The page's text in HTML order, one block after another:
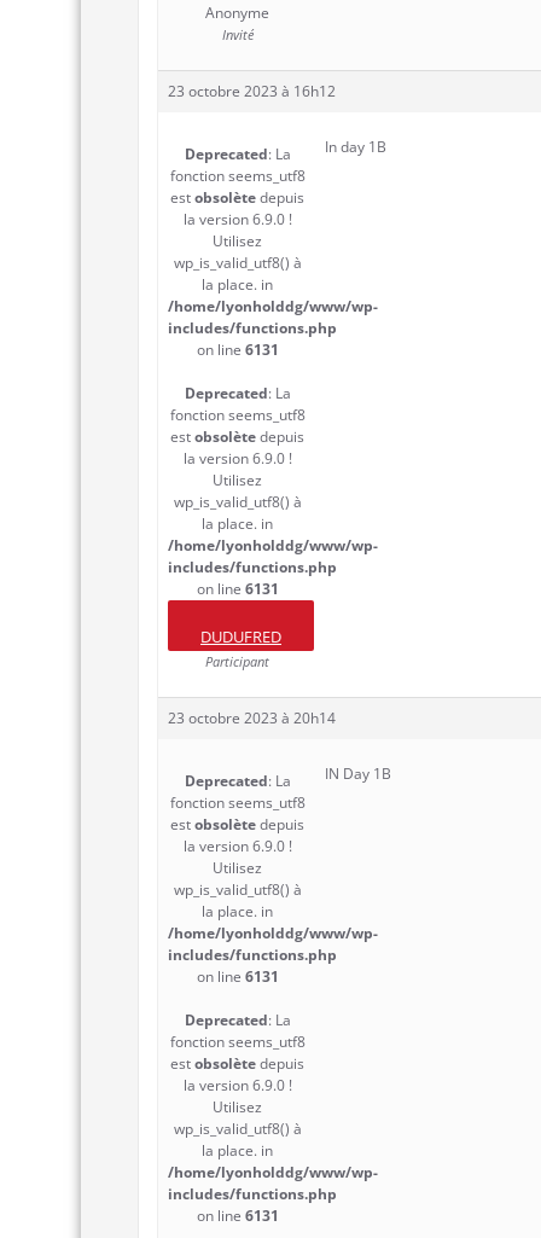
Anonyme
Invité
23 octobre 2023 à 16h12
Deprecated: La
fonction seems_utf8
estobsolètedepuis
la version 6.9.0 !
Utilisez
wp_is_valid_utf8() à
la place. in
/home/lyonholddg/www/wp-
includes/functions.php
on line 6131
Deprecated: La
fonction seems_utf8
estobsolètedepuis
la version 6.9.0 !
Utilisez
wp_is_valid_utf8() à
la place. in
/home/lyonholddg/www/wp-
includes/functions.php
on line 6131
DUDUFRED
Participant
In day 1B
23 octobre 2023 à 20h14
Deprecated: La
fonction seems_utf8
estobsolètedepuis
la version 6.9.0 !
Utilisez
wp_is_valid_utf8() à
la place. in
/home/lyonholddg/www/wp-
includes/functions.php
on line 6131
Deprecated: La
fonction seems_utf8
estobsolètedepuis
la version 6.9.0 !
Utilisez
wp_is_valid_utf8() à
la place. in
/home/lyonholddg/www/wp-
includes/functions.php
on line 6131
IN Day 1B